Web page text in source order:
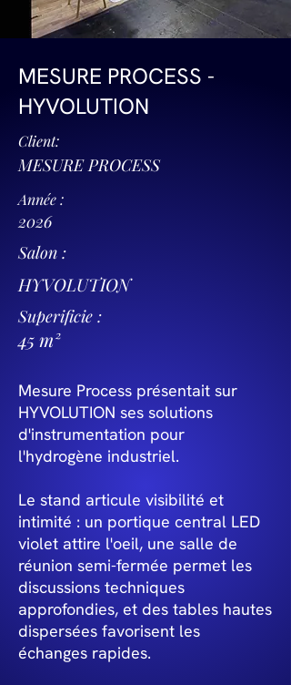
MESURE PROCESS -
HYVOLUTION
Client:
MESURE PROCESS
Année :
2026
Salon :
HYVOLUTION
Superificie :
45 m²
Mesure Process présentait sur
HYVOLUTION ses solutions
d'instrumentation pour
l'hydrogène industriel.
Le stand articule visibilité et
intimité : un portique central LED
violet attire l'oeil, une salle de
réunion semi-fermée permet les
discussions techniques
approfondies, et des tables hautes
dispersées favorisent les
échanges rapides.